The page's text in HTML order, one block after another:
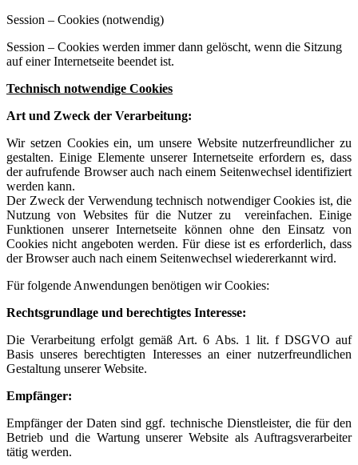
Session – Cookies (notwendig)
Session – Cookies werden immer dann gelöscht, wenn die Sitzung
auf einer Internetseite beendet ist.
Technisch notwendige Cookies
Art und Zweck der Verarbeitung:
Wir setzen Cookies ein, um unsere Website nutzerfreundlicher zu
gestalten. Einige Elemente unserer Internetseite erfordern es, dass
der aufrufende Browser auch nach einem Seitenwechsel identifiziert
werden kann.
Der Zweck der Verwendung technisch notwendiger Cookies ist, die
Nutzung von Websites für die Nutzer zu vereinfachen. Einige
Funktionen unserer Internetseite können ohne den Einsatz von
Cookies nicht angeboten werden. Für diese ist es erforderlich, dass
der Browser auch nach einem Seitenwechsel wiedererkannt wird.
Für folgende Anwendungen benötigen wir Cookies:
Rechtsgrundlage und berechtigtes Interesse:
Die Verarbeitung erfolgt gemäß Art. 6 Abs. 1 lit. f DSGVO auf
Basis unseres berechtigten Interesses an einer nutzerfreundlichen
Gestaltung unserer Website.
Empfänger:
Empfänger der Daten sind ggf. technische Dienstleister, die für den
Betrieb und die Wartung unserer Website als Auftragsverarbeiter
tätig werden.